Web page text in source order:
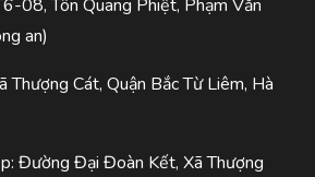
08, Tôn Quang Phiệt, Phạm Văn
an)
Thượng Cát, Quận Bắc Từ Liêm, Hà
Đường Đại Đoàn Kết, Xã Thượng